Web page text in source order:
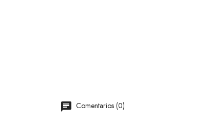
Comentarios (0)